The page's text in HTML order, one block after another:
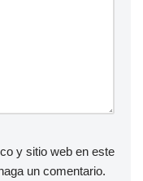
y sitio web en este
un comentario.